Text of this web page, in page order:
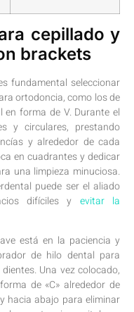
cepillado y
⁤brackets
fundamental seleccionar
ortodoncia, como los de
⁢forma de V. Durante el
y circulares, prestando
y alrededor ⁢de cada
en cuadrantes ⁢y ⁣dedicar
una limpieza ⁣minuciosa.
puede ser ‌el ‍aliado
⁣difíciles y⁤ evitar la
está en ‍la paciencia y
de hilo dental para
Una vez ⁤colocado,
‍de «C» alrededor de
hacia ⁣abajo para eliminar